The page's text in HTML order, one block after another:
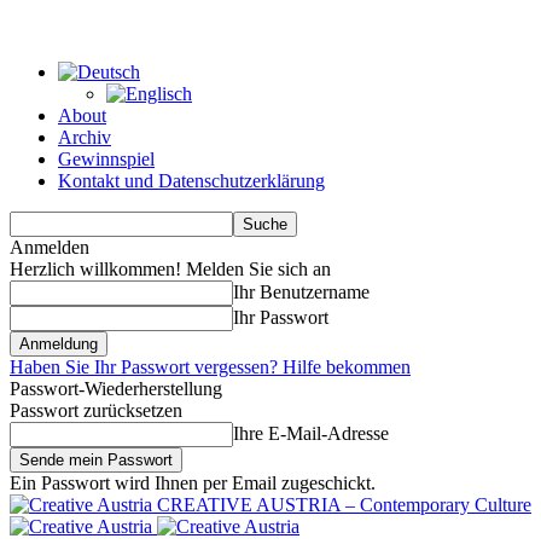
About
Archiv
Gewinnspiel
Kontakt und Datenschutzerklärung
Anmelden
Herzlich willkommen! Melden Sie sich an
Ihr Benutzername
Ihr Passwort
Haben Sie Ihr Passwort vergessen? Hilfe bekommen
Passwort-Wiederherstellung
Passwort zurücksetzen
Ihre E-Mail-Adresse
Ein Passwort wird Ihnen per Email zugeschickt.
CREATIVE AUSTRIA – Contemporary Culture